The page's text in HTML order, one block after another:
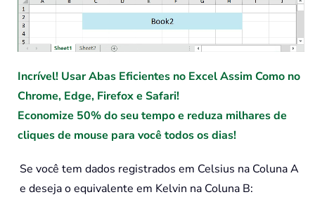
Incrível! Usar Abas Eficientes no Excel Assim Como no
Chrome, Edge, Firefox e Safari!
Economize 50% do seu tempo e reduza milhares de
cliques de mouse para você todos os dias!
Se você tem dados registrados em Celsius na Coluna A
e deseja o equivalente em Kelvin na Coluna B: